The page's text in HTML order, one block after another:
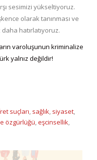
sesimizi yükseltiyoruz.
olarak tanınması ve
hatırlatıyoruz.
varoluşunun kriminalize
yalnız değildir!
suçları, sağlık, siyaset,
özgürlüğü,eşcinsellik,